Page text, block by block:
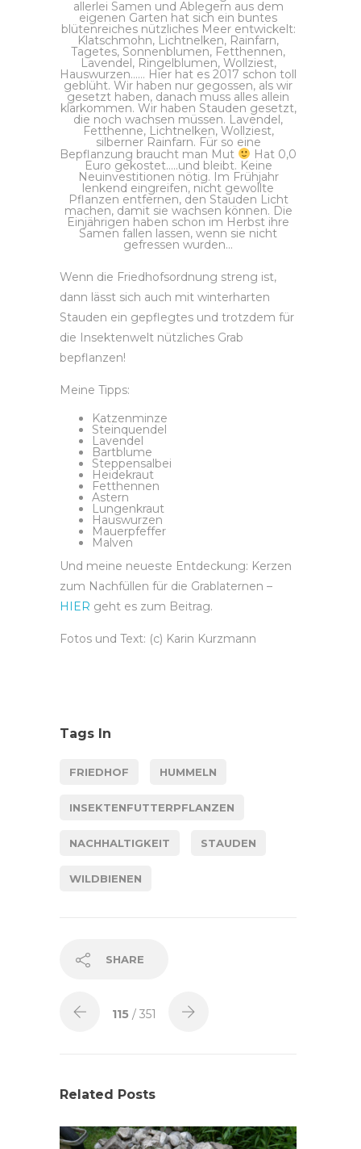
allerlei Samen und Ablegern aus dem
eigenen Garten hat sich ein buntes
blütenreiches nützliches Meer entwickelt:
Klatschmohn, Lichtnelken, Rainfarn,
Tagetes, Sonnenblumen, Fetthennen,
Lavendel, Ringelblumen, Wollziest,
Hauswurzen…… Hier hat es 2017 schon toll
geblüht. Wir haben nur gegossen, als wir
gesetzt haben, danach muss alles allein
klarkommen. Wir haben Stauden gesetzt,
die noch wachsen müssen. Lavendel,
Fetthenne, Lichtnelken, Wollziest,
silberner Rainfarn. Für so eine
Bepflanzung braucht man Mut
Hat 0,0
Euro gekostet…..und bleibt. Keine
Neuinvestitionen nötig. Im Frühjahr
lenkend eingreifen, nicht gewollte
Pflanzen entfernen, den Stauden Licht
machen, damit sie wachsen können. Die
Einjährigen haben schon im Herbst ihre
Samen fallen lassen, wenn sie nicht
gefressen wurden…
Wenn die Friedhofsordnung streng ist,
dann lässt sich auch mit winterharten
Stauden ein gepflegtes und trotzdem für
die Insektenwelt nützliches Grab
bepflanzen!
Meine Tipps:
Katzenminze
Steinquendel
Lavendel
Bartblume
Steppensalbei
Heidekraut
Fetthennen
Astern
Lungenkraut
Hauswurzen
Mauerpfeffer
Malven
Und meine neueste Entdeckung: Kerzen
zum Nachfüllen für die Grablaternen –
HIER geht es zum Beitrag.
Fotos und Text: (c) Karin Kurzmann
Tags In
FRIEDHOF HUMMELN
INSEKTENFUTTERPFLANZEN
NACHHALTIGKEIT STAUDEN
WILDBIENEN
SHARE
115 / 351
Related Posts